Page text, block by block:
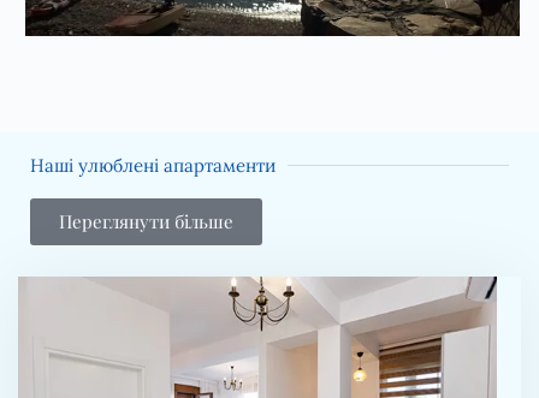
Наші улюблені апартаменти
Переглянути більше